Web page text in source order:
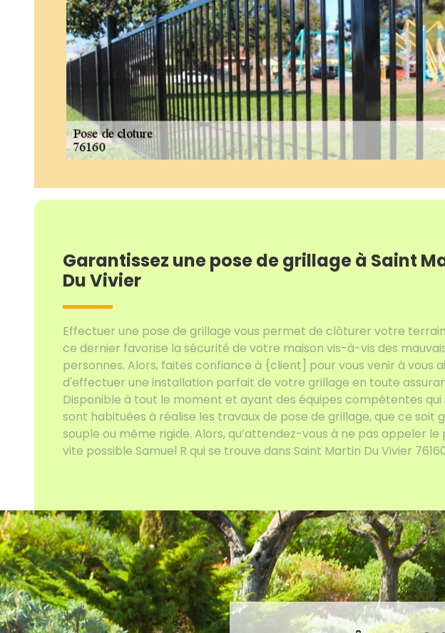
Garantissez une pose de grillage à Saint
Du Vivier
Effectuer une pose de grillage vous permet de clôturer votre
ce dernier favorise la sécurité de votre maison vis-à-vis des
personnes. Alors, faites confiance à {client] pour vous venir à vous
d'effectuer une installation parfait de votre grillage en toute
Disponible à tout le moment et ayant des équipes compétentes qui
sont habituées à réalise les travaux de pose de grillage, que ce soit
souple ou même rigide. Alors, qu’attendez-vous à ne pas appeler le
vite possible Samuel R qui se trouve dans Saint Martin Du Vivier